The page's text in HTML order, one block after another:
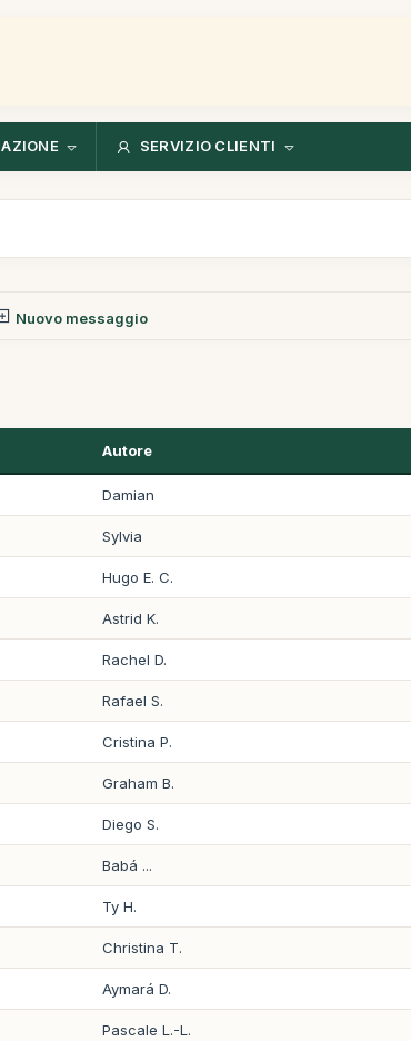
SERVIZIO CLIENTI
Nuovo messaggio
Autore
Damian
Sylvia
Hugo E. C.
Astrid K.
Rachel D.
Rafael S.
Cristina P.
Graham B.
Diego S.
Babá ...
Ty H.
Christina T.
Aymará D.
Pascale L.-L.